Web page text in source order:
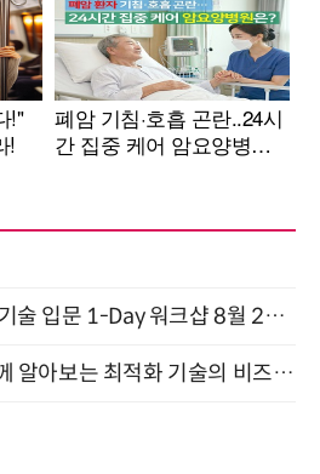
양자컴퓨팅 비즈니스·기술 입문 1-Day 워크샵 8월 28일 개최
[올쇼TV] Gurobi와 함께 알아보는 최적화 기술의 비즈니스 활용 (8월 20일 생방송)